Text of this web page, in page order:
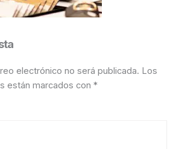
electrónico no será publicada. Los
están marcados con *